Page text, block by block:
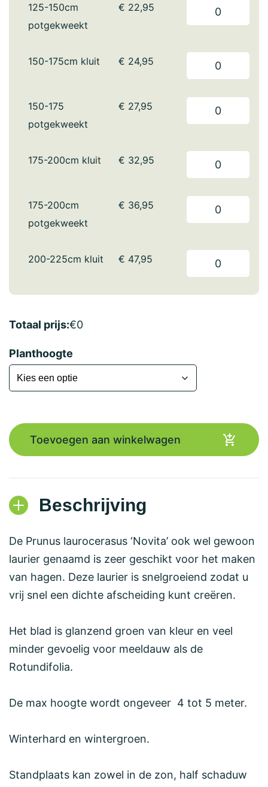
125-150cm
potgekweekt
€ 22,95
150-175cm kluit € 24,95
150-175
potgekweekt
€ 27,95
175-200cm kluit € 32,95
175-200cm
potgekweekt
€ 36,95
200-225cm kluit € 47,95
Totaal prijs:€0
Planthoogte
Toevoegen aan winkelwagen
Beschrijving
De Prunus laurocerasus ‘Novita’ ook wel gewoon
laurier genaamd is zeer geschikt voor het maken
van hagen. Deze laurier is snelgroeiend zodat u
vrij snel een dichte afscheiding kunt creëren.
Het blad is glanzend groen van kleur en veel
minder gevoelig voor meeldauw als de
Rotundifolia.
De max hoogte wordt ongeveer 4 tot 5 meter.
Winterhard en wintergroen.
Standplaats kan zowel in de zon, half schaduw